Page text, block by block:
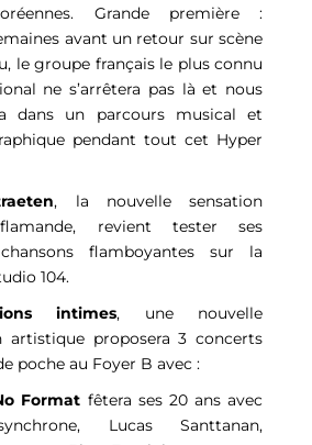
Grande première :
avant un retour sur scène
le groupe français le plus connu
ne s’arrêtera pas là et nous
dans un parcours musical et
pendant tout cet Hyper
, la nouvelle sensation
revient tester ses
flamboyantes sur la
104.
intimes, une nouvelle
artistique proposera 3 concerts
poche au Foyer B avec :
Format fêtera ses 20 ans avec
Lucas Santtanan,